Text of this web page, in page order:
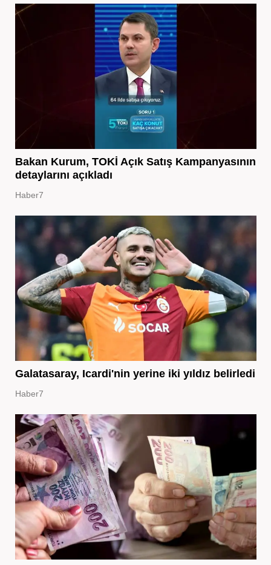
Bakan Kurum, TOKİ Açık Satış Kampanyasının
detaylarını açıkladı
Haber7
Galatasaray, Icardi'nin yerine iki yıldız belirledi
Haber7